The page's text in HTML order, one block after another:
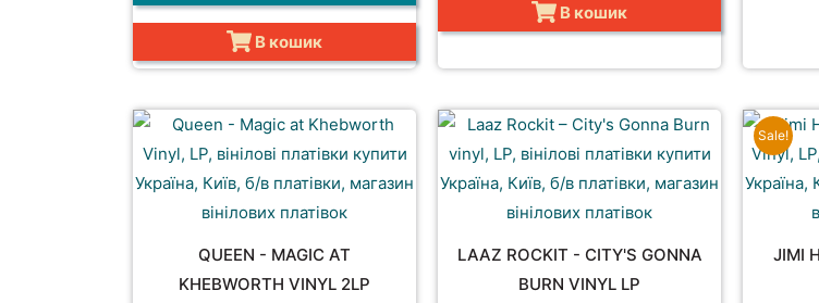
В кошик
В кошик
QUEEN - MAGIC AT
KHEBWORTH VINYL 2LP
LAAZ ROCKIT - CITY'S GONNA
BURN VINYL LP
Sale!
JIMI